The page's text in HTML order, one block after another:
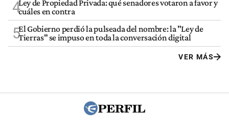
4Ley de Propiedad Privada: qué senadores votaron a favor y
cuáles en contra
5El Gobierno perdió la pulseada del nombre: la "Ley de
Tierras" se impuso en toda la conversación digital
VER MÁS